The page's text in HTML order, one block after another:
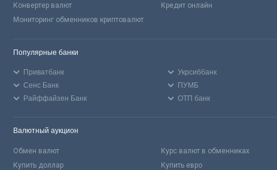
Конвертер валют
Кредит онлайн
Мониторинг обменников криптовалют
Популярные банки
Приватбанк Укрсиббанк
Сенс Банк
ПУМБ
Райффайзен Банк
ОТП банк
Валютный аукцион
Обмен валют Курс валют в обменниках
Купить доллар
Купить евро